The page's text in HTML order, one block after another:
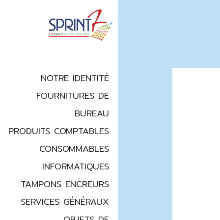
NOTRE IDENTITÉ
FOURNITURES DE
BUREAU
PRODUITS COMPTABLES
CONSOMMABLES
INFORMATIQUES
TAMPONS ENCREURS
SERVICES GÉNÉRAUX